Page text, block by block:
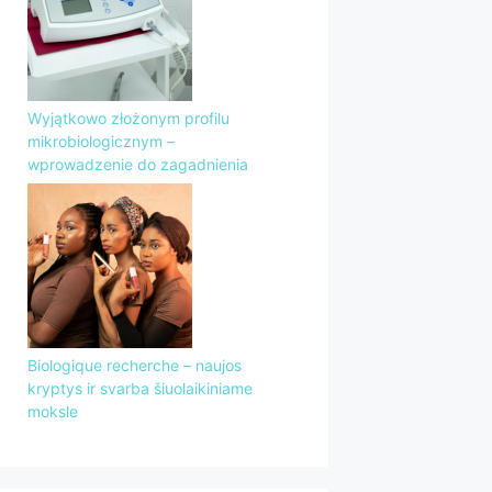
Wyjątkowo złożonym profilu
mikrobiologicznym –
wprowadzenie do zagadnienia
Biologique recherche – naujos
kryptys ir svarba šiuolaikiniame
moksle